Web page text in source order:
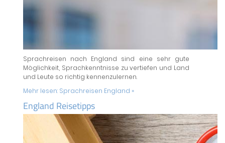
Sprachreisen nach England sind eine sehr gute
Möglichkeit, Sprachkenntnisse zu vertiefen und Land
und Leute so richtig kennenzulernen.
Mehr lesen: Sprachreisen England »
England Reisetipps